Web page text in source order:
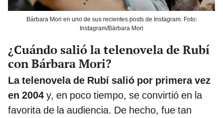
Bárbara Mori en uno de sus recientes posts de Instagram. Foto:
Instagram/Bárbara Mori
¿Cuándo salió la telenovela de Rubí
con Bárbara Mori?
La telenovela de Rubí salió por primera vez
en 2004 y, en poco tiempo, se convirtió en la
favorita de la audiencia. De hecho, fue tan